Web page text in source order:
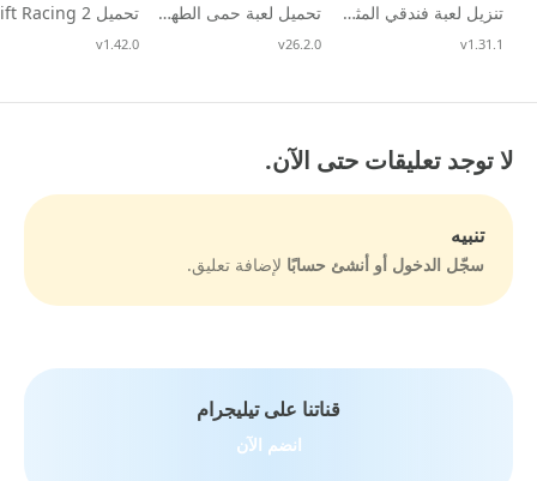
تنزيل لعبة فندقي المثالي My Perfect Hotel مهكرة mod apk للاندرويد
v1.31.1
تحميل لعبة حمى الطهي Cooking Fever مهكرة للاندرويد
v26.2.0
v1.42.0
لا توجد تعليقات حتى الآن.
تنبيه
سجّل الدخول أو أنشئ حسابًا لإضافة تعليق.
قناتنا على تيليجرام
انضم الآن